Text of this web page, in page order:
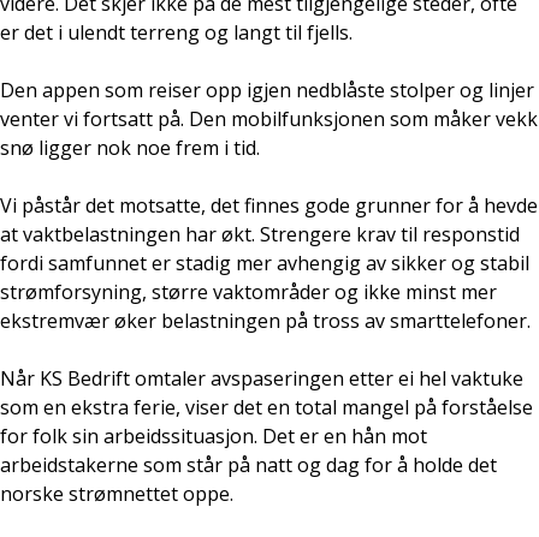
er det i ulendt terreng og langt til fjells.
Den appen som reiser opp igjen nedblåste stolper og linjer
venter vi fortsatt på. Den mobilfunksjonen som måker vekk
snø ligger nok noe frem i tid.
Vi påstår det motsatte, det finnes gode grunner for å hevde
at vaktbelastningen har økt. Strengere krav til responstid
fordi samfunnet er stadig mer avhengig av sikker og stabil
strømforsyning, større vaktområder og ikke minst mer
ekstremvær øker belastningen på tross av smarttelefoner.
Når KS Bedrift omtaler avspaseringen etter ei hel vaktuke
som en ekstra ferie, viser det en total mangel på forståelse
for folk sin arbeidssituasjon. Det er en hån mot
arbeidstakerne som står på natt og dag for å holde det
norske strømnettet oppe.